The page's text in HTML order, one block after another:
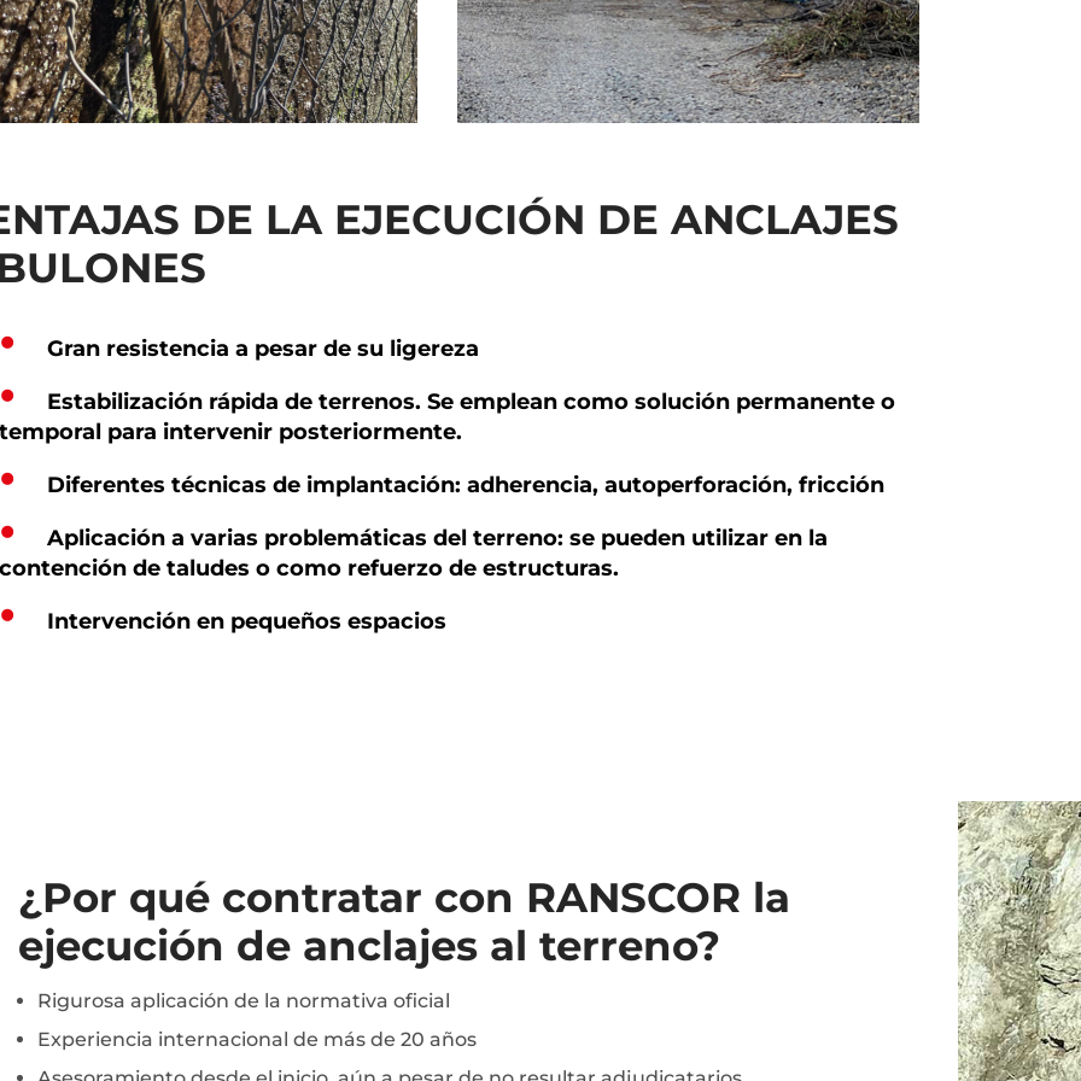
DE LA EJECUCIÓN DE ANCLAJES
Gran resistencia a pesar de su ligereza
Estabilización rápida de terrenos. Se emplean como solución permanente o
temporal para intervenir posteriormente.
Diferentes técnicas de implantación: adherencia, autoperforación, fricción
Aplicación a varias problemáticas del terreno: se pueden utilizar en la
contención de taludes o como refuerzo de estructuras.
Intervención en pequeños espacios
¿Por qué contratar con RANSCOR la
ejecución de anclajes al terreno?
Rigurosa aplicación de la normativa oficial
Experiencia internacional de más de 20 años